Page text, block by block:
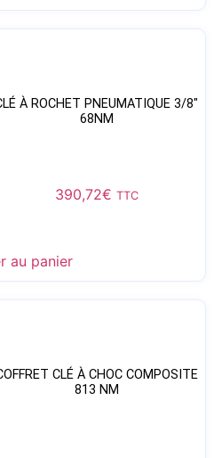
À ROCHET PNEUMATIQUE 3/8″
68NM
390,72€ TTC
au panier
CLÉ À CHOC COMPOSITE
813 NM